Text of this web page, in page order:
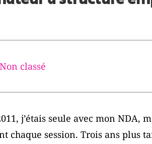
Non classé
j’étais seule avec mon
chaque session. Trois ans plus